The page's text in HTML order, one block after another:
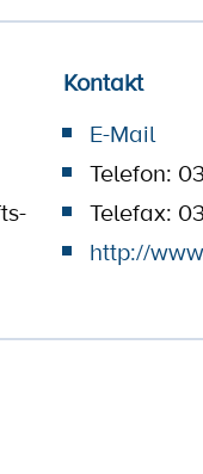
Kontakt
E-Mail
Telefon:
Telefax:
http://